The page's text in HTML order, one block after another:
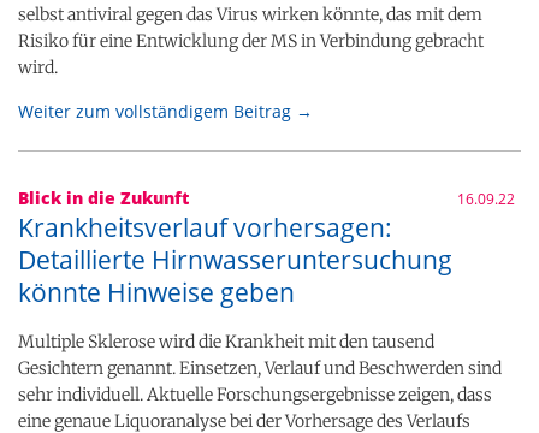
selbst antiviral gegen das Virus wirken könnte, das mit dem
Risiko für eine Entwicklung der MS in Verbindung gebracht
wird.
Weiter zum vollständigem Beitrag →
Blick in die Zukunft 16.09.22
Krankheitsverlauf vorhersagen:
Detaillierte Hirnwasseruntersuchung
könnte Hinweise geben
Multiple Sklerose wird die Krankheit mit den tausend
Gesichtern genannt. Einsetzen, Verlauf und Beschwerden sind
sehr individuell. Aktuelle Forschungsergebnisse zeigen, dass
eine genaue Liquoranalyse bei der Vorhersage des Verlaufs